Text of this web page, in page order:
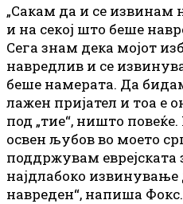
„Сакам да и се извинам
и на секој што беше
Сега знам дека мојот
навредлив и се
беше намерата. Да
лажен пријател и тоа е
под „тие“, ништо
освен љубов во моето
поддржувам
најдлабоко извинување
навреден“, напиша Фокс.